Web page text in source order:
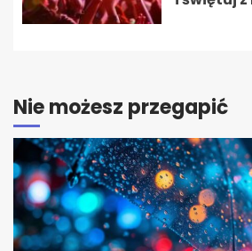
Nie możesz przegapić